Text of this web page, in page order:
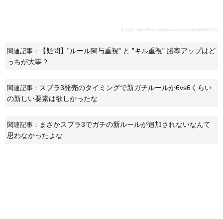
引用元： https://2ch.sc/test/read.cgi/famicom/1686492399/
関連記事：
【疑問】”ルール関与重視” と ”キル重視” 勝率アップはど
っちが大事？
関連記事： スプラ3発売のタイミングで新ガチルールか6vs6くらい
の新しい要素は欲しかったな
関連記事： まさかスプラ3でガチの新ルールが追加されないなんて
思わなかったよな